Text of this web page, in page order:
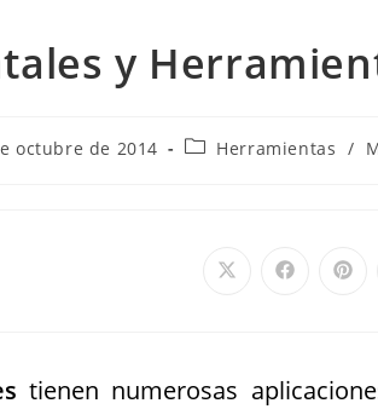
y
octubre de 2014 Herramientas /
tienen numerosas